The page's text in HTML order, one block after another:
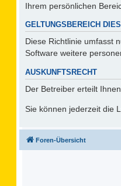
Ihrem persönlichen
GELTUNGSBEREICH
Diese Richtlinie umfasst
Software weitere
AUSKUNFTSRECHT
Der Betreiber erteilt
Sie können jederzeit die
Foren-Übersicht